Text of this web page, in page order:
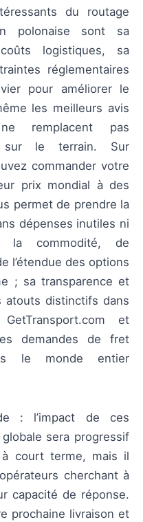
du routage
polonaise sont sa
logistiques, sa
réglementaires
pour améliorer le
les meilleurs avis
remplacent pas
sur le terrain. Sur
commander votre
prix mondial à des
permet de prendre la
dépenses inutiles ni
la commodité, de
l’étendue des options
; sa transparence et
atouts distinctifs dans
et
demandes de fret
le monde entier
: l’impact de ces
sera progressif
court terme, mais il
cherchant à
capacité de réponse.
prochaine livraison et